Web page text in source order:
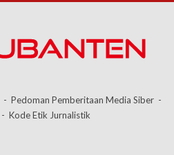
- Pedoman Pemberitaan Media Siber -
- Kode Etik Jurnalistik